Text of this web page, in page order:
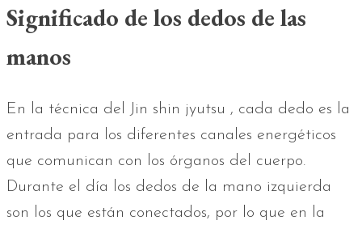
Significado de los dedos de las
manos
En la técnica del Jin shin jyutsu , cada dedo es la
entrada para los diferentes canales energéticos
que comunican con los órganos del cuerpo.
Durante el día los dedos de la mano izquierda
son los que están conectados, por lo que en la